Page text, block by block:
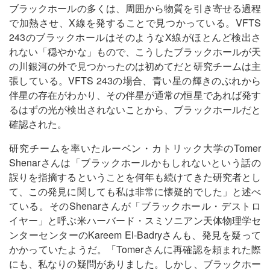
ブラックホールの多くは、周囲から物質を引き寄せる過程
で加熱させ、X線を発することで見つかっている。VFTS
243のブラックホールはそのようなX線がほとんど検出さ
れない「穏やかな」もので、こうしたブラックホールが天
の川銀河の外で見つかったのは初めてだと研究チームは主
張している。VFTS 243の場合、青い星の輝きのぶれから
伴星の存在がわかり、その伴星が通常の恒星であれば発す
るはずの光が検出されないことから、ブラックホールだと
確認された。
研究チームを率いたルーベン・カトリック大学のTomer
Shenarさんは「ブラックホールかもしれないという話の
誤りを指摘するということを何年も続けてきた研究者とし
て、この発見に関しても私は非常に懐疑的でした」と述べ
ている。そのShenarさんが「ブラックホール・デストロ
イヤー」と呼ぶ米ハーバード・スミソニアン天体物理学セ
ンターセンターのKareem El-Badryさんも、発見を疑って
かかっていたようだ。「Tomerさんに再確認を頼まれた際
にも、私なりの疑問がありました。しかし、ブラックホー